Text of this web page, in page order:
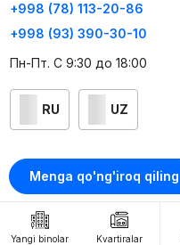
Menga qo'ng'iroq qiling
Yangi binolar Kvartiralar
+998 (78) 113-20-86
+998 (93) 390-30-10
Пн-Пт. С 9:30 до 18:00
RU UZ
Kontaktlar
loyiha haqida
Webnow © loyihasi